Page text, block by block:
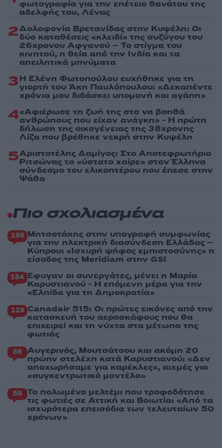
φωτογραφία για την επέτειο θανάτου της
αδελφής του, Λένας
2Δολοφονία Βρετανίδας στην Κυψέλη: Οι
δύο καταθέσεις «κλειδί» της συζύγου του
26χρονου Αφγανού – Το στίγμα του
κινητού, η θεία από την Ινδία και τα
απειλητικά μηνύματα
3Η Ελένη Φωτοπούλου ευχήθηκε για τη
γιορτή του Άκη Παυλόπουλου: «Δεκαπέντε
χρόνια μου διδάσκει υπομονή και αγάπη»
4«Αφιέρωσε τη ζωή της στο να βοηθά
ανθρώπους που είχαν ανάγκη» - Η πρώτη
δήλωση της οικογένειας της 38χρονης
Λίζα που βρέθηκε νεκρή στην Κυψέλη
5Αριστοτέλης Δαμίγος: Στο Αποτεφρωτήριο
Ριτσώνας το «ύστατο χαίρε» στον Έλληνα
σύνδεσμο του ελικοπτέρου που έπεσε στην
Ψάθα
Πιο σχολιασμένα
198 Μητσοτάκης στην υπογραφή συμφωνίας
για την ηλεκτρική διασύνδεση Ελλάδας –
Κύπρου: «Ισχυρή ψήφος εμπιστοσύνης» η
είσοδος της Meridiam στην GSI
184 Έφυγαν οι συνεργάτες, μένει η Μαρία
Καρυστιανού - Η επόμενη μέρα για την
«Ελπίδα για τη Δημοκρατία»
128 Canadair 515: Οι πρώτες εικόνες από την
κατασκευή του αεροσκάφους που θα
επιχειρεί και τη νύχτα στα μέτωπα της
φωτιάς
86 Αυγερινός, Μουτσάτσου και ακόμη 20
πρώην στελέχη κατά Καρυστιανού: «Δεν
αποχωρήσαμε για καρέκλες», αιχμές για
«συγκεντρωτικό μοντέλο»
59 Το πολωμένο μελτέμι που τροφοδότησε
τις φωτιές σε Αττική και Βοιωτία: «Από τα
ισχυρότερα επεισόδια των τελευταίων 50
χρόνων»